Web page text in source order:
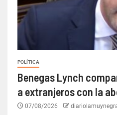
POLÍTICA
Benegas Lynch
a extranjeros con la
07/08/2026